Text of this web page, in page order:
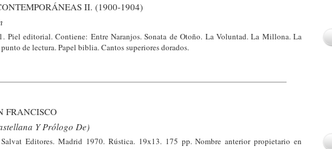
II. (1900-1904)
Piel editorial. Contiene: Entre Naranjos. Sonata de Otoño. La Voluntad. La Millona. La
de lectura. Papel biblia. Cantos superiores dorados.
FRANCISCO
Y Prólogo De)
Editores. Madrid 1970. Rústica. 19x13. 175 pp. Nombre anterior propietario en